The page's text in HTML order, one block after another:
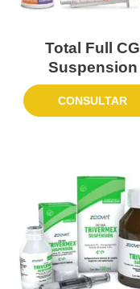
Total Full CG
Suspension
CONSULTAR